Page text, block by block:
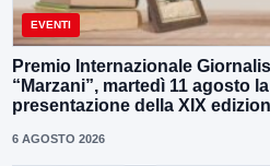
EVENTI
Premio Internazionale
“Marzani”, martedì 11 agosto
presentazione della XIX
6 AGOSTO 2026